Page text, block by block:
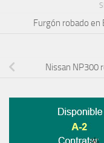
Furgón robado en
Nissan NP300